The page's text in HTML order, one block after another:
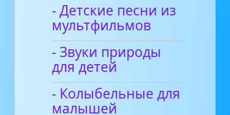
- Детские песни из
мультфильмов
- Звуки природы
для детей
- Колыбельные для
малышей